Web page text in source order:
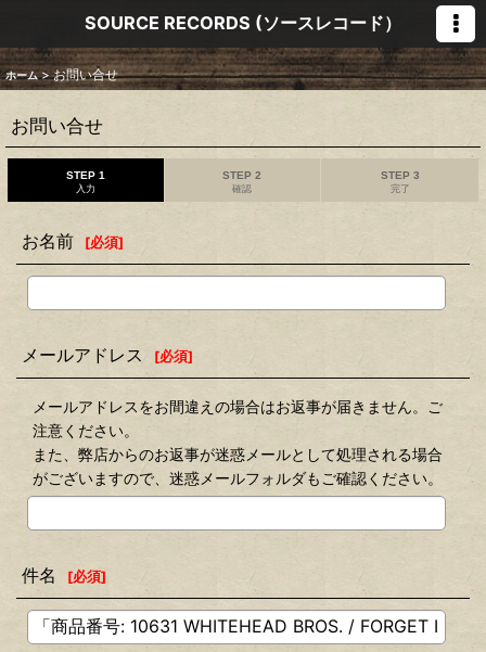
SOURCE RECORDS (ソースレコード）
ホーム > お問い合せ
お問い合せ
STEP 1
入力
STEP 2
確認
STEP 3
完了
お名前 [必須]
メールアドレス [必須]
メールアドレスをお間違えの場合はお返事が届きません。ご
注意ください。
また、弊店からのお返事が迷惑メールとして処理される場合
がございますので、迷惑メールフォルダもご確認ください。
件名 [必須]